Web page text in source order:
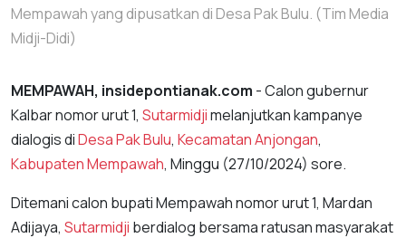
Mempawah yang dipusatkan di Desa Pak Bulu. (Tim Media
Midji-Didi)
MEMPAWAH, insidepontianak.com - Calon gubernur
Kalbar nomor urut 1, Sutarmidjimelanjutkan kampanye
dialogis diDesa Pak Bulu, Kecamatan Anjongan,
Kabupaten Mempawah, Minggu (27/10/2024) sore.
Ditemani calon bupati Mempawah nomor urut 1, Mardan
Adijaya, Sutarmidji berdialog bersama ratusan masyarakat